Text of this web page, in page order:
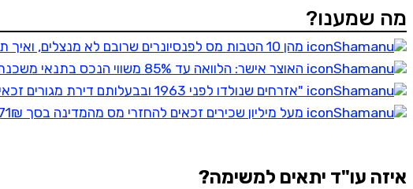
מה שמענו?
מהן 10 הטבות מס לפנסיונרים שרובם לא מנצלים, ואיך תוכלו לנצל אותן?
האוצר אישר: הלוואה עד 85% משווי הנכס בתנאי משכנתא וריבית נמוכה - אישור בתוך יממה
"אזרחים שנולדו לפני 1963 ובבעלותם דירת מגורים זכאים להלוואה בתנאים מהפכניים"
מעל מיליון שכירים זכאים להחזרי מס מהמדינה בסך 8,571₪ בממוצע - בדקו זכאות באונליין
איזה עו"ד יתאים למשימה?
✔️בדיקה
שם מלא